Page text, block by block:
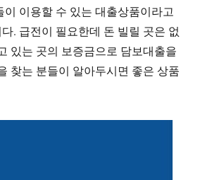
이 이용할 수 있는 대출상품이라고
. 급전이 필요한데 돈 빌릴 곳은 없
있는 곳의 보증금으로 담보대출을
찾는 분들이 알아두시면 좋은 상품